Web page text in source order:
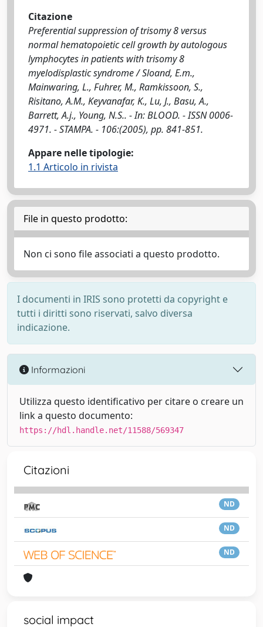
Citazione
Preferential suppression of trisomy 8 versus
normal hematopoietic cell growth by autologous
lymphocytes in patients with trisomy 8
myelodisplastic syndrome / Sloand, E.m.,
Mainwaring, L., Fuhrer, M., Ramkissoon, S.,
Risitano, A.M., Keyvanafar, K., Lu, J., Basu, A.,
Barrett, A.j., Young, N.S.. - In: BLOOD. - ISSN 0006-
4971. - STAMPA. - 106:(2005), pp. 841-851.
Appare nelle tipologie:
1.1 Articolo in rivista
File in questo prodotto:
Non ci sono file associati a questo prodotto.
I documenti in IRIS sono protetti da copyright e
tutti i diritti sono riservati, salvo diversa
indicazione.
Informazioni
Utilizza questo identificativo per citare o creare un
link a questo documento:
https://hdl.handle.net/11588/569347
Citazioni
ND
ND
ND
social impact